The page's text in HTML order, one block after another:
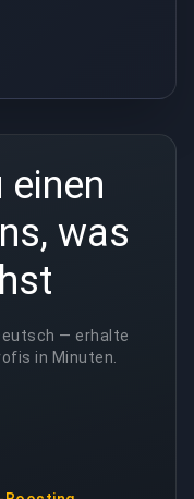
einen
was
— erhalte
in Minuten.